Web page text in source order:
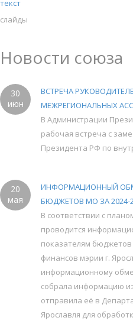
текст
слайды
Новости союза
30
июн
ВСТРЕЧА
МЕЖРЕГИОНАЛЬНЫХ
В Администрации
рабочая встреча с
Президента РФ по
20
мая
ИНФОРМАЦИОННЫЙ
БЮДЖЕТОВ МО ЗА 2024-
В соответствии с
проводится
показателям
финансов мэрии г.
информационному
собрала информацию
отправила её в
Ярославля для